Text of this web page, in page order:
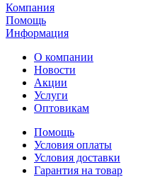
Компания
Помощь
Информация
О компании
Новости
Акции
Услуги
Оптовикам
Помощь
Условия оплаты
Условия доставки
Гарантия на товар